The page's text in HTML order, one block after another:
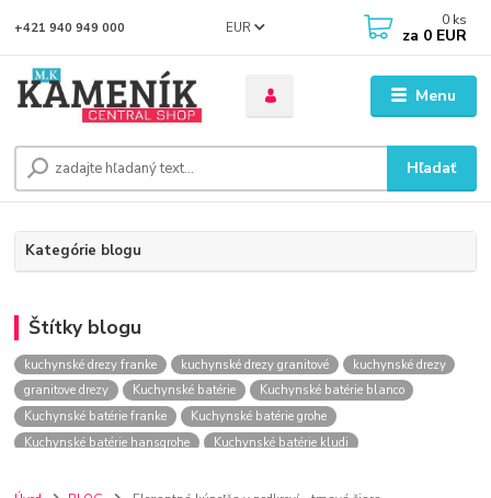
Menu
EUR
Hľadať
+421 940 949 000 0 ks
za 0 EUR
Kategórie blogu
Štítky blogu
kuchynské drezy franke kuchynské drezy granitové
kuchynské drezy
granitove drezy
Kuchynské batérie
Kuchynské batérie blanco
Kuchynské batérie franke
Kuchynské batérie grohe
Kuchynské batérie hansgrohe
Kuchynské batérie kludi